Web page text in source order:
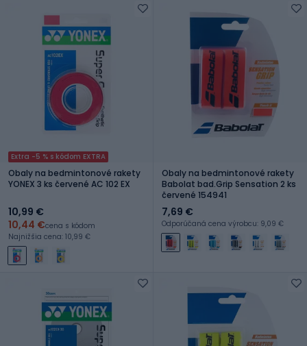
Extra -5 % s kódom EXTRA
Obaly na bedmintonové rakety
YONEX 3 ks červené AC 102 EX
10,99 €
10,44 €cena s kódom
Najnižšia cena: 10,99 €
Obaly na bedmintonové rakety
Babolat bad.Grip Sensation 2 ks
červené 154941
7,69 €
Odporúčaná cena výrobcu: 9,09 €